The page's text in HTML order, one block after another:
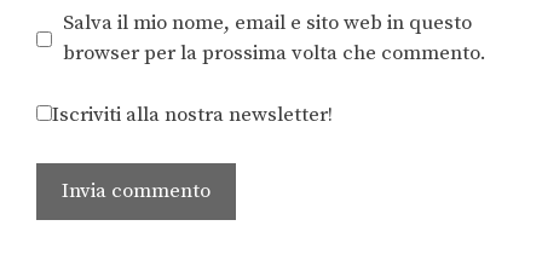
Salva il mio nome, email e sito web in questo
browser per la prossima volta che commento.
Iscriviti alla nostra newsletter!